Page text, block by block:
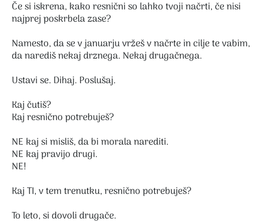
Če si iskrena, kako resnični so lahko tvoji načrti, če nisi
najprej poskrbela zase?
Namesto, da se v januarju vržeš v načrte in cilje te vabim,
da narediš nekaj drznega. Nekaj drugačnega.
Ustavi se. Dihaj. Poslušaj.
Kaj čutiš?
Kaj resnično potrebuješ?
NE kaj si misliš, da bi morala narediti.
NE kaj pravijo drugi.
NE!
Kaj TI, v tem trenutku, resnično potrebuješ?
To leto, si dovoli drugače.